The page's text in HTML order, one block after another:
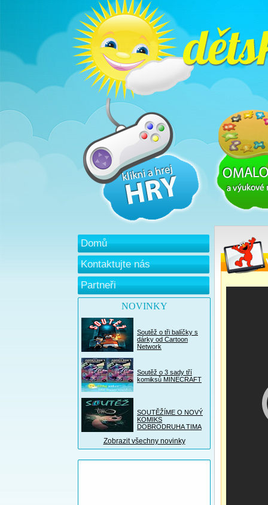
Domů
Kontaktujte nás
Partneři
NOVINKY
Soutěž o tři balíčky s
dárky od Cartoon
Network
Soutěž o 3 sady tří
komiksů MINECRAFT
SOUTĚŽÍME O NOVÝ
KOMIKS
DOBRODRUHA TIMA
Zobrazit všechny novinky